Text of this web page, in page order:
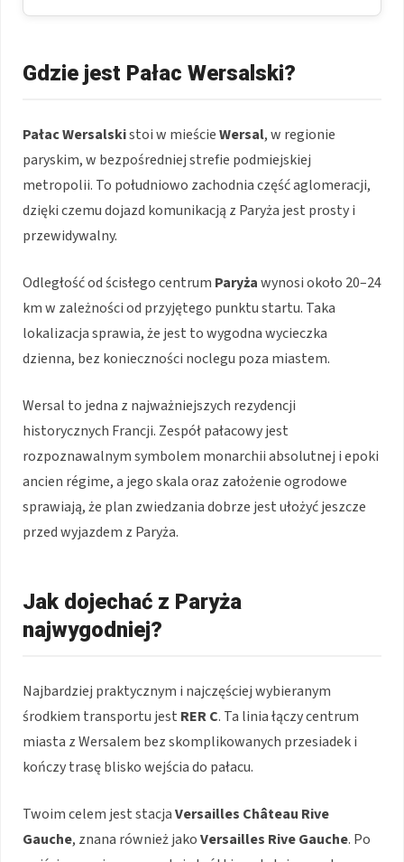
Gdzie jest Pałac Wersalski?
Pałac Wersalskistoi w mieścieWersal, w regionie
paryskim, w bezpośredniej strefie podmiejskiej
metropolii. To południowo zachodnia część aglomeracji,
dzięki czemu dojazd komunikacją z Paryża jest prosty i
przewidywalny.
Odległość od ścisłego centrum Paryżawynosi około 20–24
km w zależności od przyjętego punktu startu. Taka
lokalizacja sprawia, że jest to wygodna wycieczka
dzienna, bez konieczności noclegu poza miastem.
Wersal to jedna z najważniejszych rezydencji
historycznych Francji. Zespół pałacowy jest
rozpoznawalnym symbolem monarchii absolutnej i epoki
ancien régime, a jego skala oraz założenie ogrodowe
sprawiają, że plan zwiedzania dobrze jest ułożyć jeszcze
przed wyjazdem z Paryża.
Jak dojechać z Paryża
najwygodniej?
Najbardziej praktycznym i najczęściej wybieranym
środkiem transportu jest RER C. Ta linia łączy centrum
miasta z Wersalem bez skomplikowanych przesiadek i
kończy trasę blisko wejścia do pałacu.
Twoim celem jest stacjaVersailles Château Rive
Gauche, znana również jakoVersailles Rive Gauche. Po